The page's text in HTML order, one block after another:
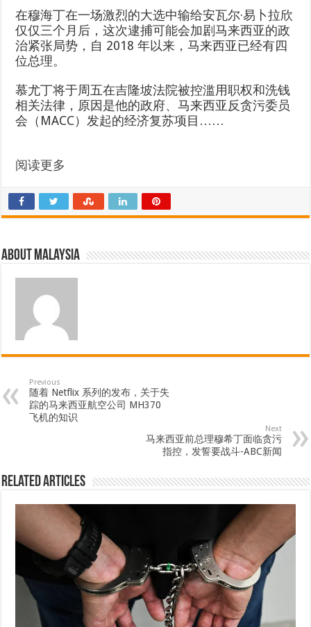
在穆海丁在一场激烈的大选中输给安瓦尔·易卜拉欣
仅仅三个月后，这次逮捕可能会加剧马来西亚的政
治紧张局势，自 2018 年以来，马来西亚已经有四
位总理。
慕尤丁将于周五在吉隆坡法院被控滥用职权和洗钱
相关法律，原因是他的政府、马来西亚反贪污委员
会（MACC）发起的经济复苏项目……
阅读更多
About Malaysia
Previous
随着 Netflix 系列的发布，关于失
踪的马来西亚航空公司 MH370
飞机的知识
Next
马来西亚前总理穆希丁面临贪污
指控，发誓要战斗-ABC新闻
Related Articles